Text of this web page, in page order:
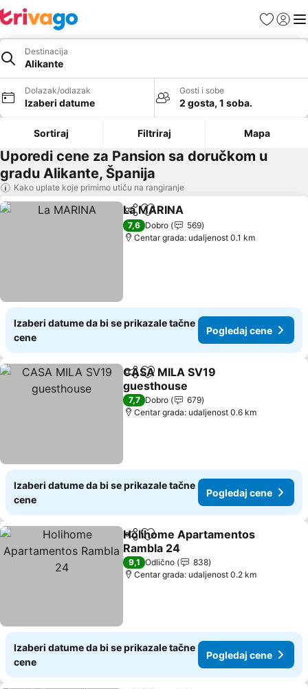
FavoritiPrijavi
Destinacija
Alikante
Dolazak/odlazak
Izaberi datume
Gosti i sobe
2 gosta, 1 soba.
Sortiraj Filtriraj Mapa
Uporedi cene za Pansion sa doručkom u
gradu Alikante, Španija
Kako uplate koje primimo utiču na rangiranje
Deli Dodati u favorite
La MARINA
7,6 Dobro
569
Centar grada: udaljenost 0.1 km
Izaberi datume da bi se prikazale tačne
cene
Pogledaj cene
Deli Dodati u favorite
CASA MILA SV19
guesthouse
Pogledaj cene
7,7 Dobro
679
Centar grada: udaljenost 0.6 km
Izaberi datume da bi se prikazale tačne
cene
Pogledaj cene
Deli Dodati u favorite
Holihome Apartamentos
Rambla 24
Pogledaj cene
9,1 Odlično
838
Centar grada: udaljenost 0.2 km
Izaberi datume da bi se prikazale tačne
cene
Pogledaj cene